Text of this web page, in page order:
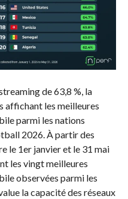
de 63,8 %, la
affichant les meilleures
parmi les nations
2026. À partir des
le 1er janvier et le 31 mai
les vingt meilleures
observées parmi les
la capacité des réseaux